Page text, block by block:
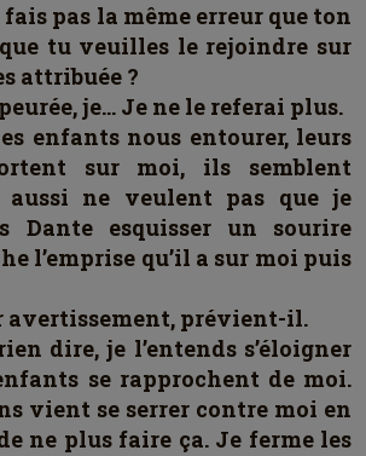
fais pas la même erreur que ton
tu veuilles le rejoindre sur
attribuée ?
je… Je ne le referai plus.
enfants nous entourer, leurs
sur moi, ils semblent
aussi ne veulent pas que je
Dante esquisser un sourire
l’emprise qu’il a sur moi puis
avertissement, prévient-il.
dire, je l’entends s’éloigner
se rapprochent de moi.
vient se serrer contre moi en
ne plus faire ça. Je ferme les